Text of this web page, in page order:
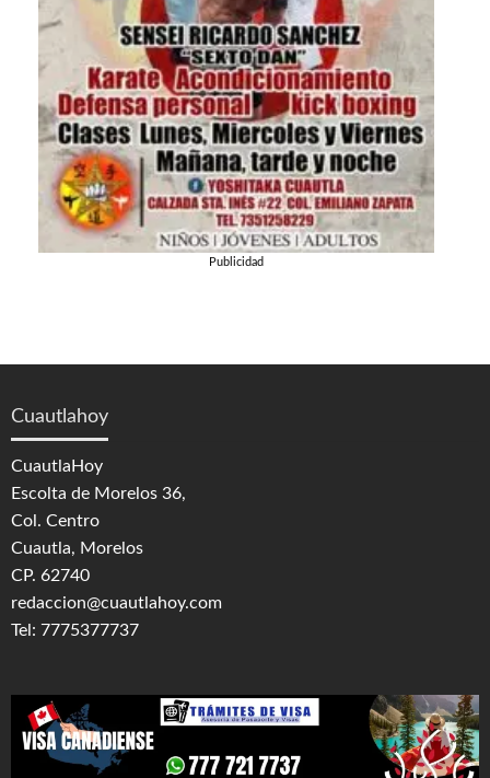
Publicidad
Cuautlahoy
CuautlaHoy
Escolta de Morelos 36,
Col. Centro
Cuautla, Morelos
CP. 62740
redaccion@cuautlahoy.com
Tel: 7775377737